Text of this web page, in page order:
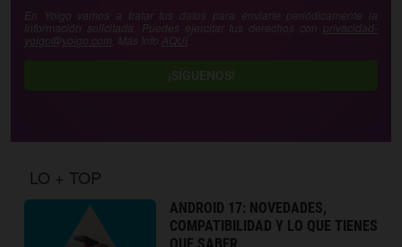
En Yoigo vamos a tratar tus datos para enviarte periódicamente la
información solicitada. Puedes ejercitar tus derechos con privacidad-
yoigo@yoigo.com . Más Info AQUÍ
¡SÍGUENOS!
LO + TOP
ANDROID 17: NOVEDADES,
COMPATIBILIDAD Y LO QUE TIENES